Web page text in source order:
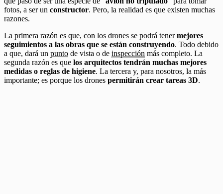
fotos, a ser un constructor. Pero, la realidad es que existen muchas
razones.
La primera razón es que, con los drones se podrá tenermejores
seguimientos a las obras que se están construyendo. Todo debido
a que, dará un punto de vista o de inspección más completo. La
segunda razón es que los arquitectos tendrán muchas mejores
medidas o reglas de higiene. La tercera y, para nosotros, la más
importante; es porque los drones permitirán crear tareas 3D.